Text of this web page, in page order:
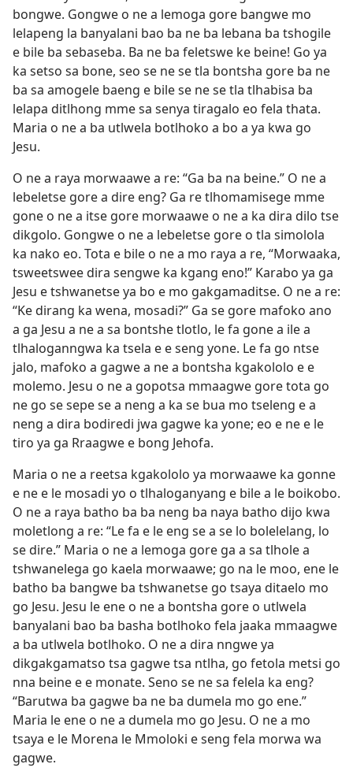
bongwe. Gongwe o ne a lemoga gore bangwe mo
lelapeng la banyalani bao ba ne ba lebana ba tshogile
e bile ba sebaseba. Ba ne ba feletswe ke beine! Go ya
ka setso sa bone, seo se ne se tla bontsha gore ba ne
ba sa amogele baeng e bile se ne se tla tlhabisa ba
lelapa ditlhong mme sa senya tiragalo eo fela thata.
Maria o ne a ba utlwela botlhoko a bo a ya kwa go
Jesu.
O ne a raya morwaawe a re: “Ga ba na beine.” O ne a
lebeletse gore a dire eng? Ga re tlhomamisege mme
gone o ne a itse gore morwaawe o ne a ka dira dilo tse
dikgolo. Gongwe o ne a lebeletse gore o tla simolola
ka nako eo. Tota e bile o ne a mo raya a re, “Morwaaka,
tsweetswee dira sengwe ka kgang eno!” Karabo ya ga
Jesu e tshwanetse ya bo e mo gakgamaditse. O ne a re:
“Ke dirang ka wena, mosadi?” Ga se gore mafoko ano
a ga Jesu a ne a sa bontshe tlotlo, le fa gone a ile a
tlhaloganngwa ka tsela e e seng yone. Le fa go ntse
jalo, mafoko a gagwe a ne a bontsha kgakololo e e
molemo. Jesu o ne a gopotsa mmaagwe gore tota go
ne go se sepe se a neng a ka se bua mo tseleng e a
neng a dira bodiredi jwa gagwe ka yone; eo e ne e le
tiro ya ga Rraagwe e bong Jehofa.
Maria o ne a reetsa kgakololo ya morwaawe ka gonne
e ne e le mosadi yo o tlhaloganyang e bile a le boikobo.
O ne a raya batho ba ba neng ba naya batho dijo kwa
moletlong a re: “Le fa e le eng se a se lo bolelelang, lo
se dire.” Maria o ne a lemoga gore ga a sa tlhole a
tshwanelega go kaela morwaawe; go na le moo, ene le
batho ba bangwe ba tshwanetse go tsaya ditaelo mo
go Jesu. Jesu le ene o ne a bontsha gore o utlwela
banyalani bao ba basha botlhoko fela jaaka mmaagwe
a ba utlwela botlhoko. O ne a dira nngwe ya
dikgakgamatso tsa gagwe tsa ntlha, go fetola metsi go
nna beine e e monate. Seno se ne sa felela ka eng?
“Barutwa ba gagwe ba ne ba dumela mo go ene.”
Maria le ene o ne a dumela mo go Jesu. O ne a mo
tsaya e le Morena le Mmoloki e seng fela morwa wa
gagwe.